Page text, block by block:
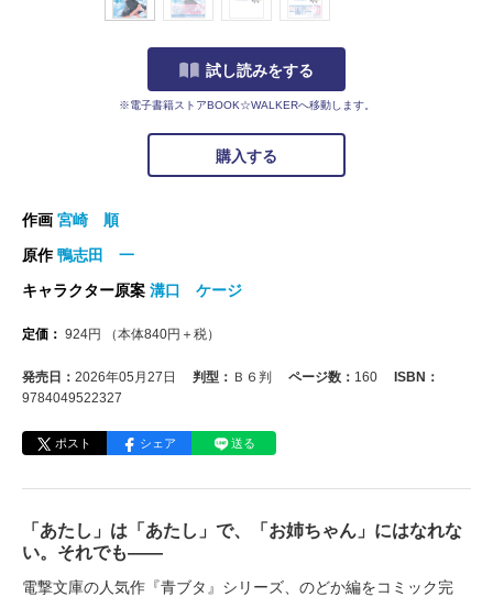
試し読みをする
※電子書籍ストアBOOK☆WALKERへ移動します。
購入する
作画 宮崎 順
原作鴨志田 一
キャラクター原案 溝口 ケージ
定価： 924円 （本体840円＋税）
発売日： 2026年05月27日 判型： Ｂ６判 ページ数： 160
ISBN：
9784049522327
ポスト シェア 送る
「あたし」は「あたし」で、「お姉ちゃん」にはなれな
い。それでも――
電撃文庫の人気作『青ブタ』シリーズ、のどか編をコミック完